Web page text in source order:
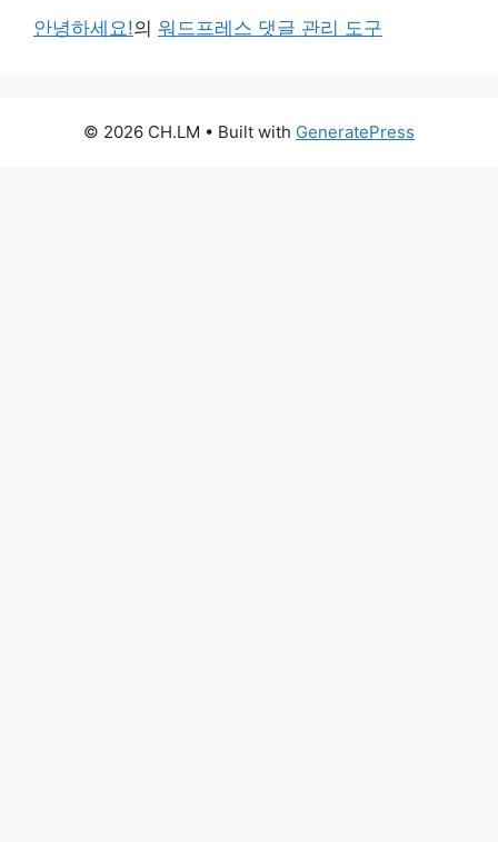
안녕하세요!의 워드프레스 댓글 관리 도구
© 2026 CH.LM • Built with GeneratePress